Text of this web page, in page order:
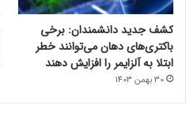
کشف جدید دانشمندان: برخی
باکتری‌های دهان می‌توانند خطر
ابتلا به آلزایمر را افزایش دهند
30 بهمن 1403